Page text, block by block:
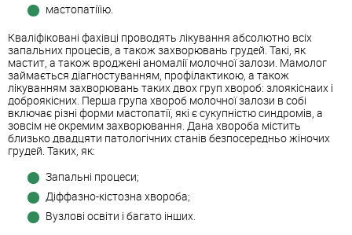
мастопатіїію.
Кваліфіковані фахівці проводять лікування абсолютно всіх
запальних процесів, а також захворювань грудей. Такі, як
мастит, а також вроджені аномалії молочної залози. Мамолог
займається діагностуванням, профілактикою, а також
лікуванням захворювань таких двох груп хвороб: злоякіснаих і
доброякісних. Перша група хвороб молочної залози в собі
включає різні форми мастопатії, які є сукупністю синдромів, а
зовсім не окремим захворювання. Дана хвороба містить
близько двадцяти патологічних станів безпосередньо жіночих
грудей. Таких, як:
Запальні процеси;
Діффазно-кістозна хвороба;
Вузлові освіти і багато інших.